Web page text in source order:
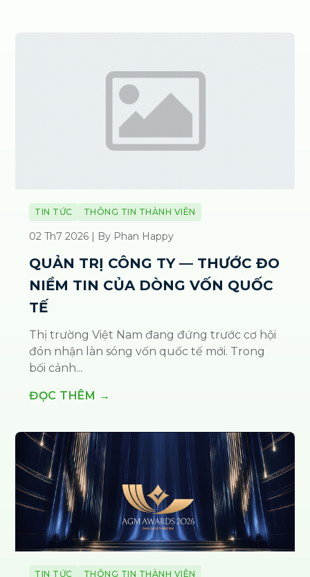
TIN TỨC THÔNG TIN THÀNH VIÊN
02 Th7 2026 | By Phan Happy
QUẢN TRỊ CÔNG TY — THƯỚC ĐO
NIỀM TIN CỦA DÒNG VỐN QUỐC
TẾ
Thị trường Việt Nam đang đứng trước cơ hội
đón nhận làn sóng vốn quốc tế mới. Trong
bối cảnh...
ĐỌC THÊM →
TIN TỨC THÔNG TIN THÀNH VIÊN